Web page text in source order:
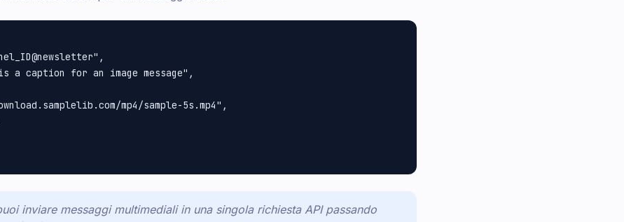
a caption for an image message",
mp4/sample-5s.mp4",
inviare messaggi multimediali in una singola richiesta API passando